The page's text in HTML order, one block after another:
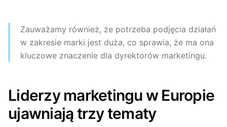
Zauważamy również, że potrzeba podjęcia działań
w zakresie marki jest duża, co sprawia, że ma ona
kluczowe znaczenie dla dyrektorów marketingu.
Liderzy marketingu w Europie
ujawniają trzy tematy